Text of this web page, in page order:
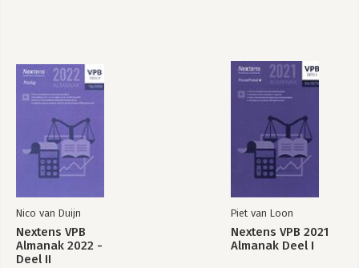
Nico van Duijn
Nextens VPB
Almanak 2022 -
Deel II
Piet van Loon
Nextens VPB 2021
Almanak Deel I